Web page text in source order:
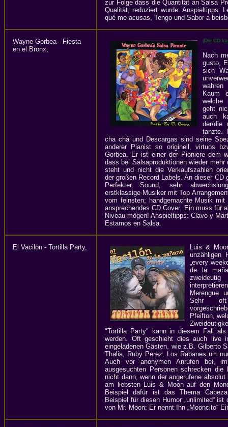
zur Folge dass die Quantität an Salsa
Qualität, reduziert wurde. Anspieltipps:
qué me acusas, Tengo und Sabor a
Wayne Gorbea - Fiesta
en el Bronx,
(Die CD
Nach
gusto,
sich
Kaum
welche
geht
auch
der/die
tanzte.
cha chá und Descargas sind seine
anderer Pianist so originell, virtuos
Gorbea. Er ist einer der Pioniere dem
dass bei Salsaproduktionen wieder mehr
steht und nicht die Verkaufszahlen
der großen Record Labels. An dieser
Perfekter Sound, sehr
erstklassige Musiker mit Top
vom feinsten; handgemachte Musik
ansprechendes CD Cover. Ein muss für
Niveau mögen! Anspieltipps: Clavo y
Estamos en Salsa.
El Vacilon - Tortilla Party,
Luis &
unzähligen
„every
de la
Merengue
Sehr
Pfeifton,
"Tortilla Party" kann in diesem Fall
werden. Oft geschieht dies auch live
eingeladenen Gästen, wie z.B. Gilberto
Thalia, Ruby Perez, Los Rabanes um
Auch vor anonymen Anrufen bei,
ausgesuchten Personen schrecken
nicht dann, wenn der angerufene
am liebsten Luis & Moon auf den
Beispiel dafür ist das Thema
Beispiel für diesen Humor „unlimited“
von Mr. Moon: Er nennt Ihn „Mooncito“